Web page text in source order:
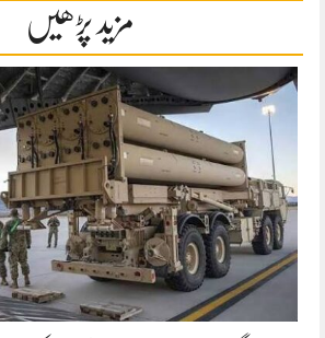
مزید پڑھیں